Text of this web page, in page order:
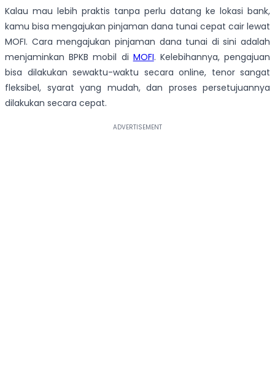
Kalau mau lebih praktis tanpa perlu datang ke lokasi bank,
kamu bisa mengajukan pinjaman dana tunai cepat cair lewat
MOFI. Cara mengajukan pinjaman dana tunai di sini adalah
menjaminkan BPKB mobil di MOFI. Kelebihannya, pengajuan
bisa dilakukan sewaktu-waktu secara online, tenor sangat
fleksibel, syarat yang mudah, dan proses persetujuannya
dilakukan secara cepat.